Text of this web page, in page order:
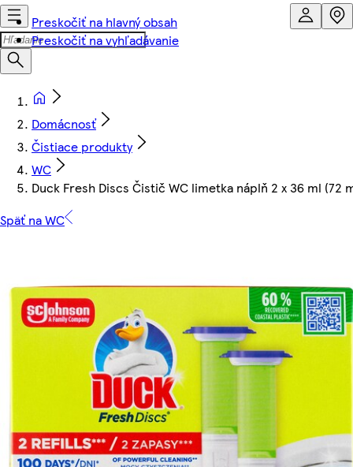
Preskočiť na hlavný obsah
Preskočiť na vyhľadávanie
Domácnosť
Čistiace produkty
WC
Duck Fresh Discs Čistič WC limetka náplň 2 x 36 ml (72
Späť na WC